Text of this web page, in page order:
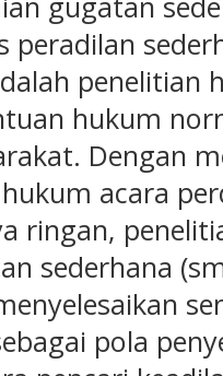
peradilan
hukum
Dengan
acara
ringan,
sederhana
pola